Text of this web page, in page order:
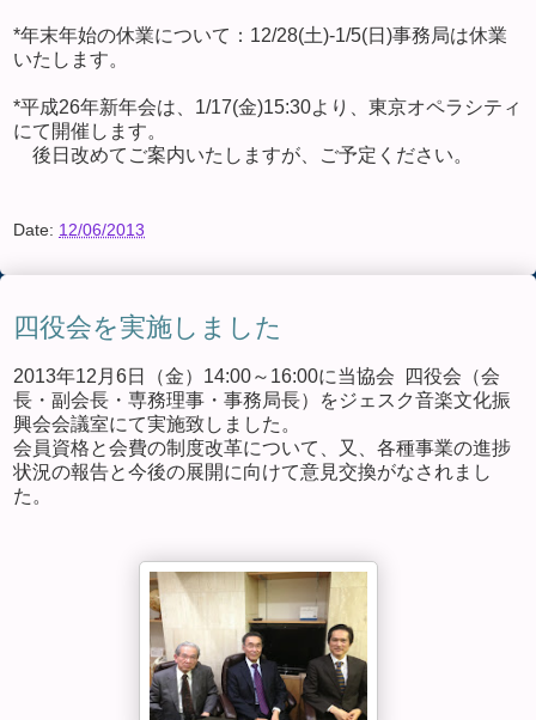
*年末年始の休業について：12/28(土)-1/5(日)事務局は休業
いたします。
*平成26年新年会は、1/17(金)15:30より、東京オペラシティ
にて開催します。
後日改めてご案内いたしますが、ご予定ください。
Date: 12/06/2013
四役会を実施しました
2013年12月6日（金）14:00～16:00に当協会 四役会（会
長・副会長・専務理事・事務局長）をジェスク音楽文化振
興会会議室にて実施致しました。
会員資格と会費の制度改革について、又、各種事業の進捗
状況の報告と今後の展開に向けて意見交換がなされまし
た。